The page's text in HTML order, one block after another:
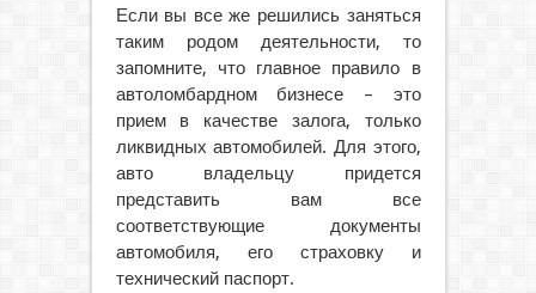
Если вы все же решились заняться
таким родом деятельности, то
запомните, что главное правило в
автоломбардном бизнесе – это
прием в качестве залога, только
ликвидных автомобилей. Для этого,
авто владельцу придется
представить вам все
соответствующие документы
автомобиля, его страховку и
технический паспорт.